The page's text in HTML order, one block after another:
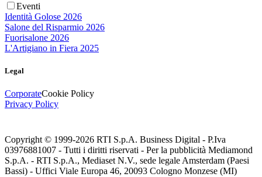
Eventi
Identità Golose 2026
Salone del Risparmio 2026
Fuorisalone 2026
L'Artigiano in Fiera 2025
Legal
CorporateCookie Policy
Privacy Policy
Copyright © 1999-2026 RTI S.p.A. Business Digital - P.Iva
03976881007 - Tutti i diritti riservati - Per la pubblicità Mediamond
S.p.A. - RTI S.p.A., Mediaset N.V., sede legale Amsterdam (Paesi
Bassi) - Uffici Viale Europa 46, 20093 Cologno Monzese (MI)